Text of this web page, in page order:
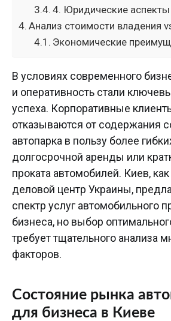
4. Юридические аспекты
Анализ стоимости владения
Экономические
В условиях современного
и оперативность стали
успеха. Корпоративные
отказываются от содержания
автопарка в пользу более
долгосрочной аренды или
проката автомобилей. Киев,
деловой центр Украины,
спектр услуг автомобильного
бизнеса, но выбор
требует тщательного анализа
факторов.
Состояние рынка
для бизнеса в Киеве